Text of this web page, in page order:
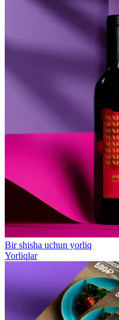
Bir shisha uchun yorliq
Yorliqlar